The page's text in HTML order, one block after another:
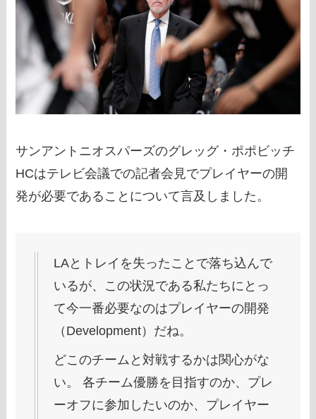
サンアントニオスパーズのグレッグ・ポポビッチ
HCはテレビ会議での記者会見でプレイヤーの開
発が必要であることについて言及しました。
LAとトレイを失ったことで落ち込んで
いるが、この状況である私たちにとっ
て今一番必要なのはプレイヤーの開発
（Development）だね。
どこのチームと対戦するかは関心がな
い。 各チーム優勝を目指すのか、プレ
ーオフに参加したいのか、プレイヤー